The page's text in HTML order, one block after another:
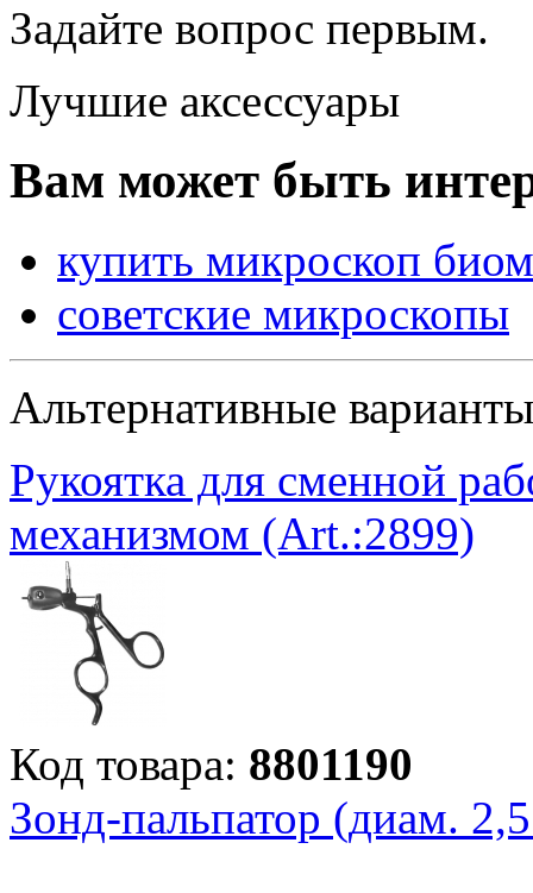
Задайте вопрос первым.
Лучшие аксессуары
Вам может быть
купить микроскоп
советские микроскопы
Альтернативные варианты
Рукоятка для сменной
механизмом (Art.:2899)
Код товара: 8801190
Зонд-пальпатор (диам.